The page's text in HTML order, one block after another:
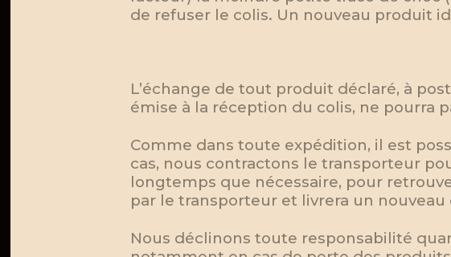
de refuser le colis. Un nouveau produit
L’échange de tout produit déclaré, à
émise à la réception du colis, ne pourra
Comme dans toute expédition, il est
cas, nous contractons le transporteur
longtemps que nécessaire, pour
par le transporteur et livrera un nouveau
Nous déclinons toute responsabilité